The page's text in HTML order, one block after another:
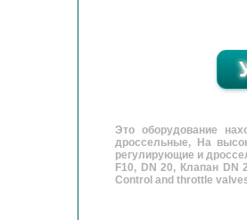
Это оборудование
дроссельные, На
регулирующие и
F10, DN 20, Клапан DN
Control and throttle